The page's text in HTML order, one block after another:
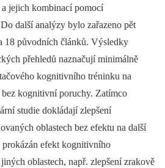
jejich kombinací pomocí
další analýzy bylo zařazeno pět
18 původních článků. Výsledky
přehledů naznačují minimálně
kognitivního tréninku na
kognitivní poruchy. Zatímco
studie dokládají zlepšení
oblastech bez efektu na další
efekt kognitivního
oblastech, např. zlepšení zrakově